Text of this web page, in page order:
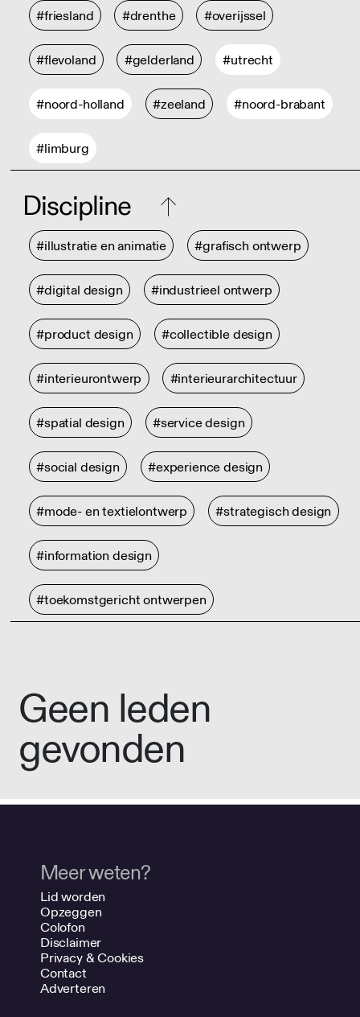
#friesland #drenthe #overijssel
#flevoland #gelderland #utrecht
#noord-holland #zeeland #noord-brabant
#limburg
Discipline
#illustratie en animatie #grafisch ontwerp
#digital design #industrieel ontwerp
#product design #collectible design
#interieurontwerp #interieurarchitectuur
#spatial design #service design
#social design #experience design
#mode- en textielontwerp #strategisch design
#information design
#toekomstgericht ontwerpen
Geen leden
gevonden
Meer weten?
Lid worden
Opzeggen
Colofon
Disclaimer
Privacy & Cookies
Contact
Adverteren